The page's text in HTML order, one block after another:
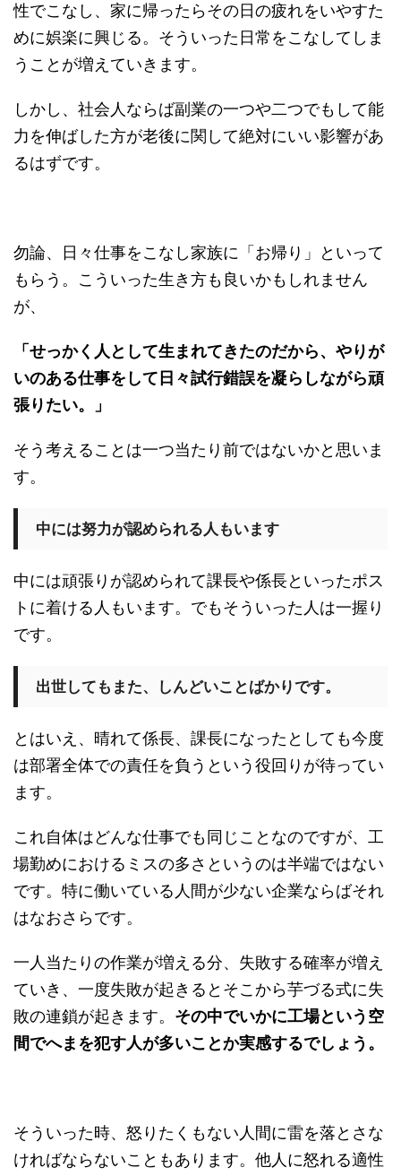
性でこなし、家に帰ったらその日の疲れをいやすた
めに娯楽に興じる。そういった日常をこなしてしま
うことが増えていきます。
しかし、社会人ならば副業の一つや二つでもして能
力を伸ばした方が老後に関して絶対にいい影響があ
るはずです。
勿論、日々仕事をこなし家族に「お帰り」といって
もらう。こういった生き方も良いかもしれません
が、
「せっかく人として生まれてきたのだから、やりが
いのある仕事をして日々試行錯誤を凝らしながら頑
張りたい。」
そう考えることは一つ当たり前ではないかと思いま
す。
中には努力が認められる人もいます
中には頑張りが認められて課長や係長といったポス
トに着ける人もいます。でもそういった人は一握り
です。
出世してもまた、しんどいことばかりです。
とはいえ、晴れて係長、課長になったとしても今度
は部署全体での責任を負うという役回りが待ってい
ます。
これ自体はどんな仕事でも同じことなのですが、工
場勤めにおけるミスの多さというのは半端ではない
です。特に働いている人間が少ない企業ならばそれ
はなおさらです。
一人当たりの作業が増える分、失敗する確率が増え
ていき、一度失敗が起きるとそこから芋づる式に失
敗の連鎖が起きます。 その中でいかに工場という空
間でへまを犯す人が多いことか実感するでしょう。
そういった時、怒りたくもない人間に雷を落とさな
ければならないこともあります。他人に怒れる適性